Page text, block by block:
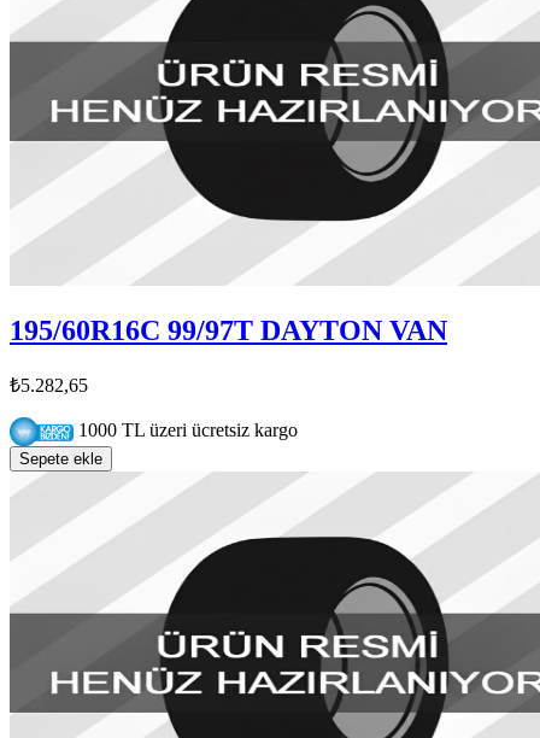
195/60R16C 99/97T DAYTON VAN
₺5.282,65
1000 TL üzeri ücretsiz kargo
Sepete ekle